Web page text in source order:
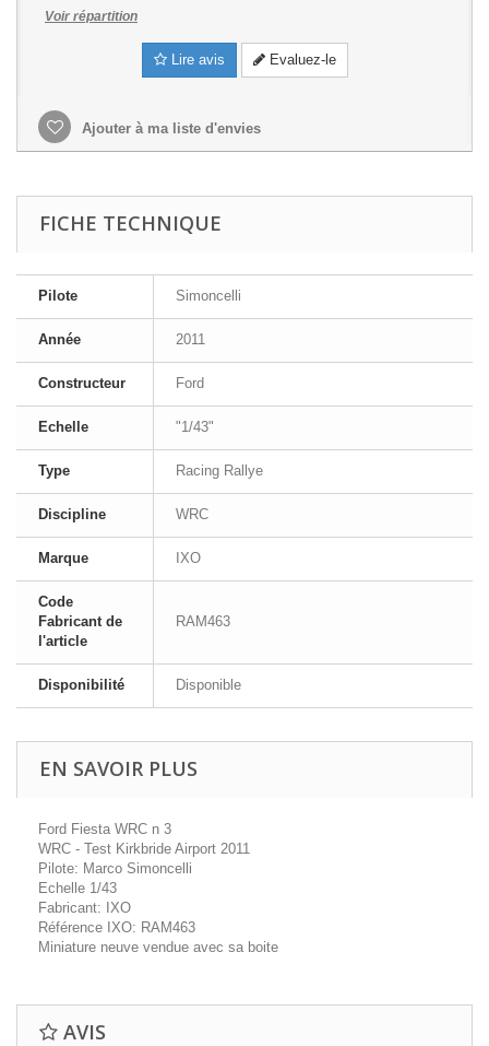
Voir répartition
Lire avis Evaluez-le
Ajouter à ma liste d'envies
FICHE TECHNIQUE
Pilote Simoncelli
Année 2011
Constructeur Ford
Echelle "1/43"
Type Racing Rallye
Discipline WRC
Marque IXO
Code
Fabricant de
l'article
RAM463
Disponibilité Disponible
EN SAVOIR PLUS
Ford Fiesta WRC n 3
WRC - Test Kirkbride Airport 2011
Pilote: Marco Simoncelli
Echelle 1/43
Fabricant: IXO
Référence IXO: RAM463
Miniature neuve vendue avec sa boite
AVIS